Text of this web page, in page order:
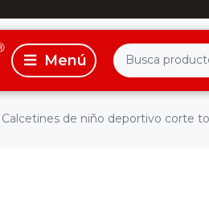
Calcetines de niño deportivo corte